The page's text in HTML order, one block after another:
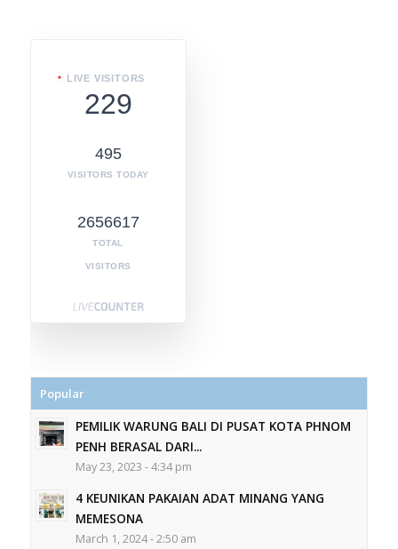
LIVE VISITORS
229
495
VISITORS TODAY
2656617
TOTAL
VISITORS
Popular
PEMILIK WARUNG BALI DI PUSAT KOTA PHNOM
PENH BERASAL DARI...
May 23, 2023 - 4:34 pm
4 KEUNIKAN PAKAIAN ADAT MINANG YANG
MEMESONA
March 1, 2024 - 2:50 am